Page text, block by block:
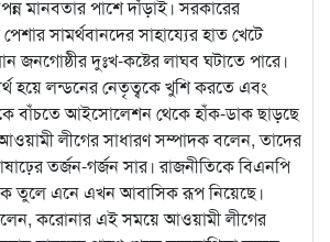
মানবতার পাশে দাঁড়াই। সরকারের
সামর্থবানদের সাহায্যের হাত খেটে
জনগোষ্ঠীর দুঃখ-কষ্টের লাঘব ঘটাতে পারে।
হয়ে লন্ডনের নেতৃত্বকে খুশি করতে এবং
বাঁচতে আইসোলেশন থেকে হাঁক-ডাক ছাড়ছে
লীগের সাধারণ সম্পাদক বলেন, তাদের
তর্জন-গর্জন সার। রাজনীতিকে বিএনপি
তুলে এনে এখন আবাসিক রূপ নিয়েছে।
করোনার এই সময়ে আওয়ামী লীগের